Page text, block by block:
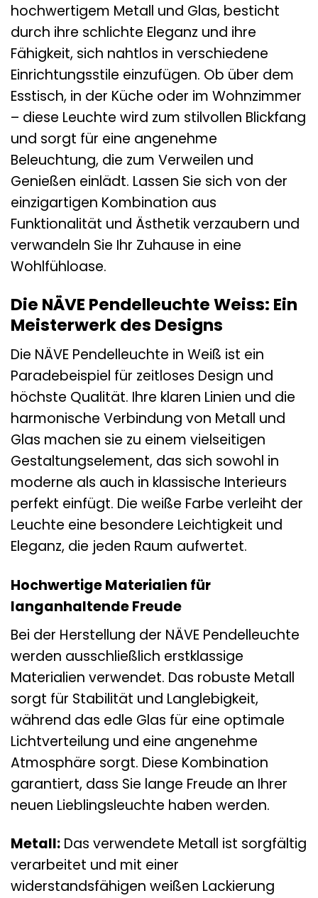
hochwertigem Metall und Glas, besticht
durch ihre schlichte Eleganz und ihre
Fähigkeit, sich nahtlos in verschiedene
Einrichtungsstile einzufügen. Ob über dem
Esstisch, in der Küche oder im Wohnzimmer
– diese Leuchte wird zum stilvollen Blickfang
und sorgt für eine angenehme
Beleuchtung, die zum Verweilen und
Genießen einlädt. Lassen Sie sich von der
einzigartigen Kombination aus
Funktionalität und Ästhetik verzaubern und
verwandeln Sie Ihr Zuhause in eine
Wohlfühloase.
Die NÄVE Pendelleuchte Weiss: Ein
Meisterwerk des Designs
Die NÄVE Pendelleuchte in Weiß ist ein
Paradebeispiel für zeitloses Design und
höchste Qualität. Ihre klaren Linien und die
harmonische Verbindung von Metall und
Glas machen sie zu einem vielseitigen
Gestaltungselement, das sich sowohl in
moderne als auch in klassische Interieurs
perfekt einfügt. Die weiße Farbe verleiht der
Leuchte eine besondere Leichtigkeit und
Eleganz, die jeden Raum aufwertet.
Hochwertige Materialien für
langanhaltende Freude
Bei der Herstellung der NÄVE Pendelleuchte
werden ausschließlich erstklassige
Materialien verwendet. Das robuste Metall
sorgt für Stabilität und Langlebigkeit,
während das edle Glas für eine optimale
Lichtverteilung und eine angenehme
Atmosphäre sorgt. Diese Kombination
garantiert, dass Sie lange Freude an Ihrer
neuen Lieblingsleuchte haben werden.
Metall: Das verwendete Metall ist sorgfältig
verarbeitet und mit einer
widerstandsfähigen weißen Lackierung